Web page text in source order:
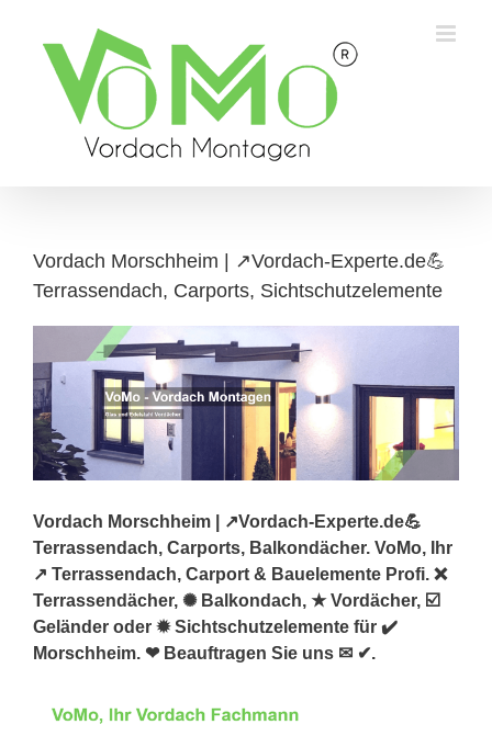
content
Vordach Morschheim | ↗️Vordach-Experte.de💪
Terrassendach, Carports, Sichtschutzelemente
Vordach Morschheim | ↗️Vordach-Experte.de💪
Terrassendach, Carports, Balkondächer. VoMo, Ihr
↗️ Terrassendach, Carport & Bauelemente Profi. ❌
Terrassendächer, ✺ Balkondach, ★ Vordächer, ☑️
Geländer oder ✹ Sichtschutzelemente für ✔️
Morschheim. ❤ Beauftragen Sie uns ✉ ✔.